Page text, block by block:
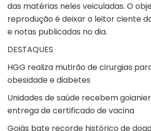
das matérias neles veiculadas. O
reprodução é deixar o leitor ciente
e notas publicadas no dia.
DESTAQUES
HGG realiza mutirão de cirurgias
obesidade e diabetes
Unidades de saúde recebem
entrega de certificado de vacina
Goiás bate recorde histórico de